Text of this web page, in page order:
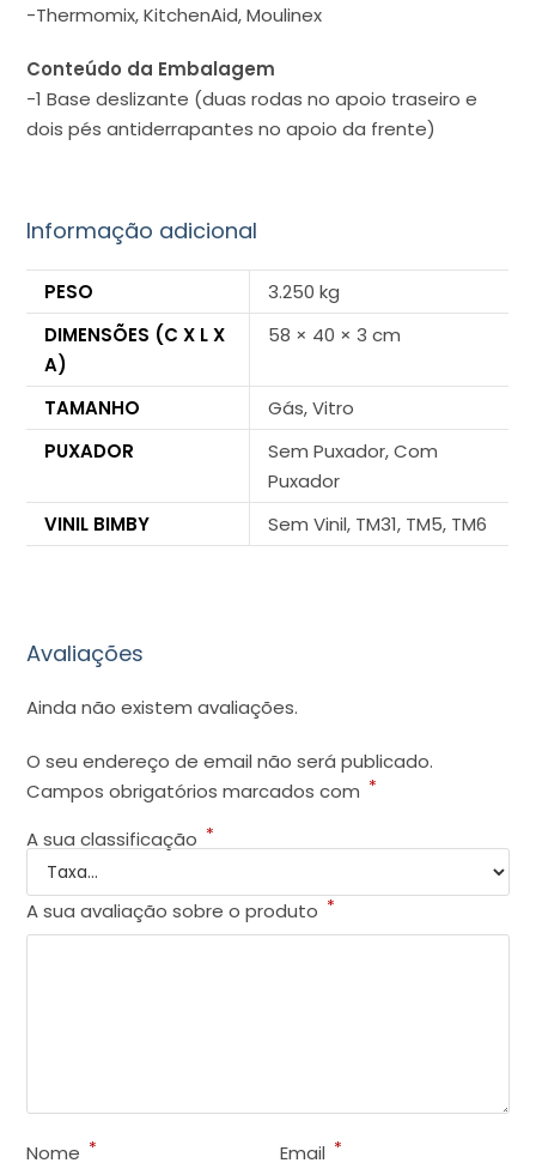
-Thermomix, KitchenAid, Moulinex
Conteúdo da Embalagem
-1 Base deslizante (duas rodas no apoio traseiro e
dois pés antiderrapantes no apoio da frente)
Informação adicional
PESO
3.250 kg
DIMENSÕES (C X L X
A)
58 × 40 × 3 cm
TAMANHO
Gás, Vitro
PUXADOR
Sem Puxador, Com
Puxador
VINIL BIMBY
Sem Vinil, TM31, TM5, TM6
Avaliações
Ainda não existem avaliações.
O seu endereço de email não será publicado.
Campos obrigatórios marcados com *
A sua classificação *
A sua avaliação sobre o produto *
Nome * Email *